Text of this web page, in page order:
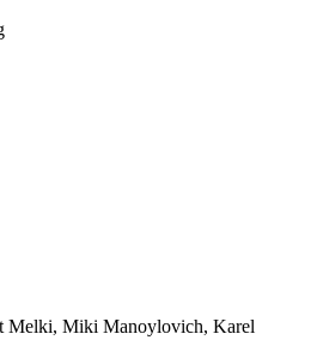
Melki, Miki Manoylovich, Karel